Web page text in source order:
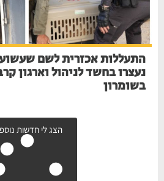
התעללות אכזרית לשם
נעצרו בחשד לניהול וארגון
בשומרון
הצג לי חדשות